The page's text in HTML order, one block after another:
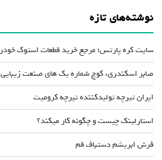
نوشته‌های تازه
سایت کره پارتس؛ مرجع خرید قطعات استوک
صابر اسکندری، کوچ شماره یک های صنعت
ایران تیرچه تولیدکننده تیرچه کرومیت
استارلینک چیست و چگونه کار میکند؟
فرش ابریشم دستباف قم